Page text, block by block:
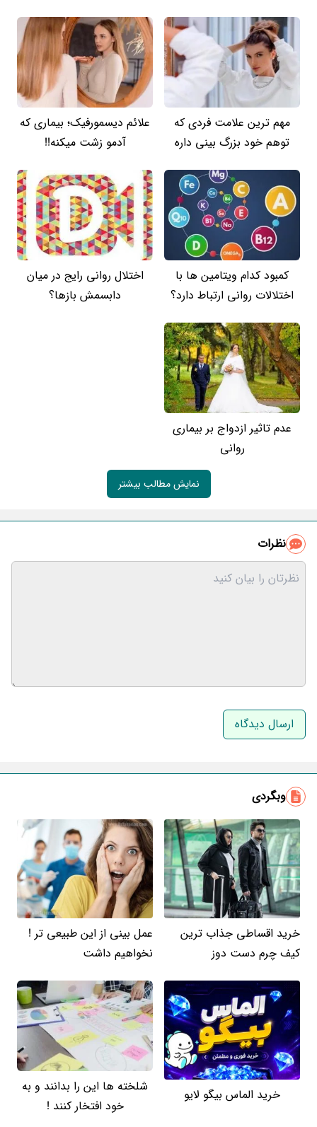
مهم ترین علامت فردی که
توهم خود بزرگ بینی داره
علائم دیسمورفیک؛ بیماری که
آدمو زشت میکنه!!
کمبود کدام ویتامین ها با
اختلالات روانی ارتباط دارد؟
اختلال روانی رایج در میان
دابسمش بازها؟
عدم تاثیر ازدواج بر بیماری
روانی
نمایش مطالب بیشتر
نظرات
نام و نام خانوادگی
وبگردی
خرید اقساطی جذاب ترین
کیف چرم دست دوز
عمل بینی از این طبیعی تر !
نخواهیم داشت
خرید الماس بیگو لایو
شلخته ها این را بدانند و به
خود افتخار کنند !